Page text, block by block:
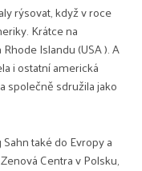
rýsovat, když v roce
Krátce na
Rhode Islandu (USA ). A
i ostatní americká
společně sdružila jako
také do Evropy a
Centra v Polsku,